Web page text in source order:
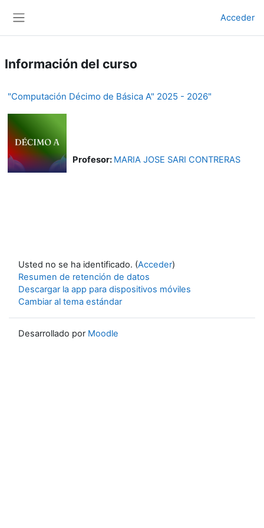
Acceder
Información del curso
"Computación Décimo de Básica A" 2025 - 2026"
Profesor: MARIA JOSE SARI CONTRERAS
Usted no se ha identificado. (Acceder)
Resumen de retención de datos
Descargar la app para dispositivos móviles
Cambiar al tema estándar
Desarrollado por Moodle